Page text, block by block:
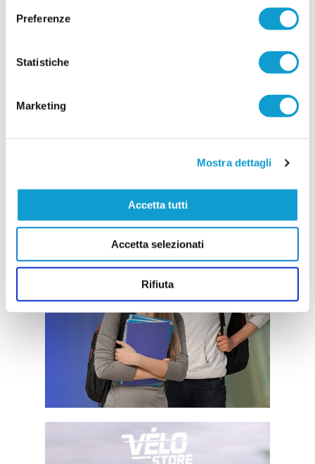
Preferenze
Statistiche
Marketing
Mostra dettagli
Accetta tutti
Accetta selezionati
Rifiuta